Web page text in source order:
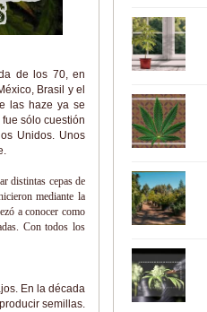
de los 70, en
Brasil y el
las haze ya se
sólo cuestión
Unidos. Unos
distintas cepas de
mediante la
a conocer como
Con todos los
En la década
semillas.